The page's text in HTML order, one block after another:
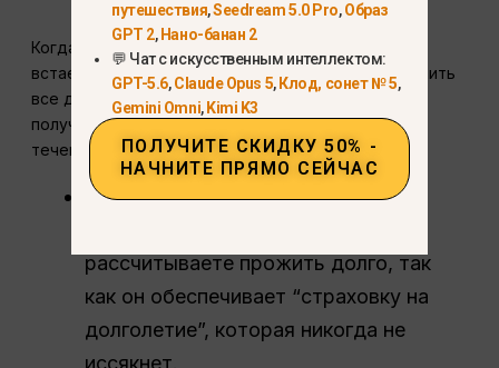
Когда вы выходите на пенсию, перед вами часто
встает одноразовый и необратимый выбор: получить
все деньги сразу (единовременная сумма) или
получать гарантированный чек каждый месяц в
течение всей жизни (аннуитет).
Ставка на долголетие: Аннуитет
рассчитываете прожить долго, так
как он обеспечивает “страховку на
долголетие”, которая никогда не
иссякнет.
путешествия,Seedream 5.0 Pro,Образ
GPT 2,Нано-банан 2
💬 Чат с искусственным интеллектом:
GPT-5.6,Claude Opus 5,Клод, сонет № 5,
Gemini Omni,Kimi K3
ПОЛУЧИТЕ СКИДКУ 50% -
НАЧНИТЕ ПРЯМО СЕЙЧАС